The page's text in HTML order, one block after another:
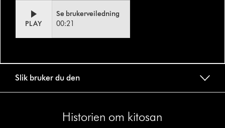
Transcript
video
transcript
PLAY
Se brukerveiledning
00:21
Slik bruker du den
Historien om kitosan